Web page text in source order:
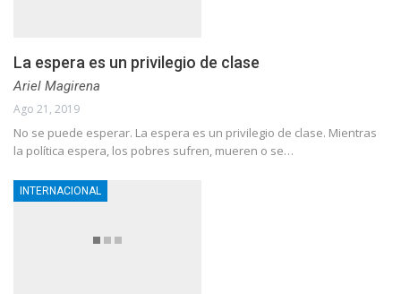
La espera es un privilegio de clase
Ariel Magirena
Ago 21, 2019
No se puede esperar. La espera es un privilegio de clase. Mientras
la política espera, los pobres sufren, mueren o se…
INTERNACIONAL